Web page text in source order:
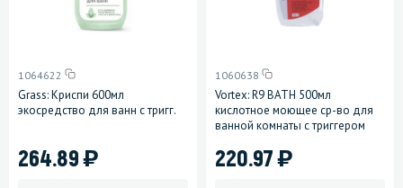
1064622
Grass: Криспи 600мл
экосредство для ванн с тригг.
264.89)
1060638
Vortex: R9 BATH 500мл
кислотное моющее ср-во для
ванной комнаты с триггером
220.97)